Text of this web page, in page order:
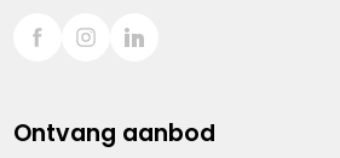
Sint-Truiden
Waasland
Ontvang aanbod